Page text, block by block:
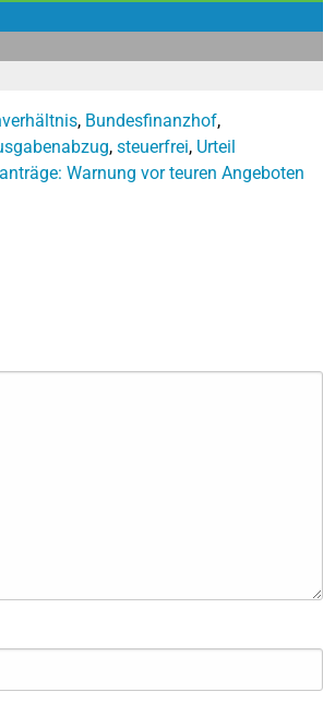
, Bundesfinanzhof,
, steuerfrei, Urteil
Warnung vor teuren Angeboten